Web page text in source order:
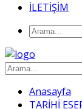
İLETİŞİM
Anasayfa
TARİHİ